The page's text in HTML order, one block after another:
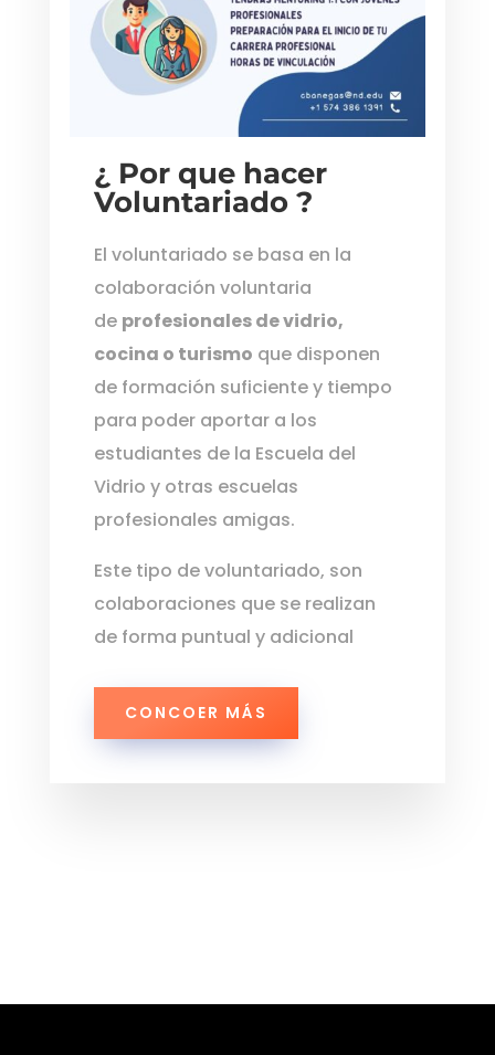
¿ Por que hacer
Voluntariado ?
El voluntariado se basa en la
colaboración voluntaria
de profesionales de vidrio,
cocina o turismo que disponen
de formación suficiente y tiempo
para poder aportar a los
estudiantes de la Escuela del
Vidrio y otras escuelas
profesionales amigas.
Este tipo de voluntariado, son
colaboraciones que se realizan
de forma puntual y adicional
CONCOER MÁS